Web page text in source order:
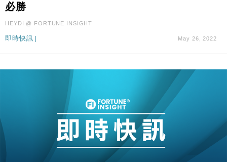
必勝
HEYDI @ FORTUNE INSIGHT
即時快訊 May 26, 2022